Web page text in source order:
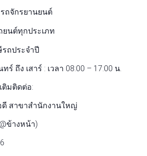
ถจักรยานยนต์
ยนต์ทุกประเภท
ถประจำปี
ร์ ถึง เสาร์ : เวลา 08:00 – 17:00 น.
ติมติดต่อ:
ดี สาขาสำนักงานใหญ่
ข้างหน้า)